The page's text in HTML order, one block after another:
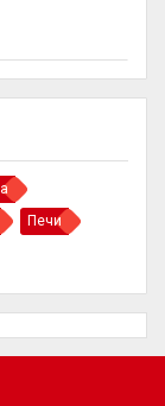
Печи